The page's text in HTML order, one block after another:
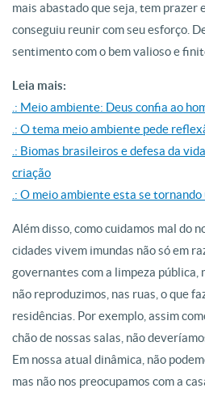
mais abastado que seja, tem prazer
conseguiu reunir com seu esforço.
sentimento com o bem valioso e
Leia mais:
.: Meio ambiente: Deus confia ao
.: O tema meio ambiente pede
.: Biomas brasileiros e defesa da
criação
.: O meio ambiente esta se
Além disso, como cuidamos mal do
cidades vivem imundas não só em
governantes com a limpeza pública,
não reproduzimos, nas ruas, o que
residências. Por exemplo, assim
chão de nossas salas, não
Em nossa atual dinâmica, não
mas não nos preocupamos com a